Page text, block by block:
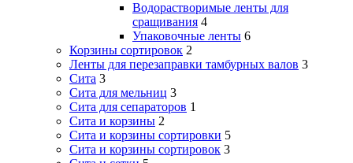
Водорастворимые ленты для
сращивания 4
Упаковочные ленты 6
Корзины сортировок 2
Ленты для перезаправки тамбурных валов 3
Сита 3
Сита для мельниц 3
Сита для сепараторов 1
Сита и корзины 2
Сита и корзины сортировки 5
Сита и корзины сортировок 3